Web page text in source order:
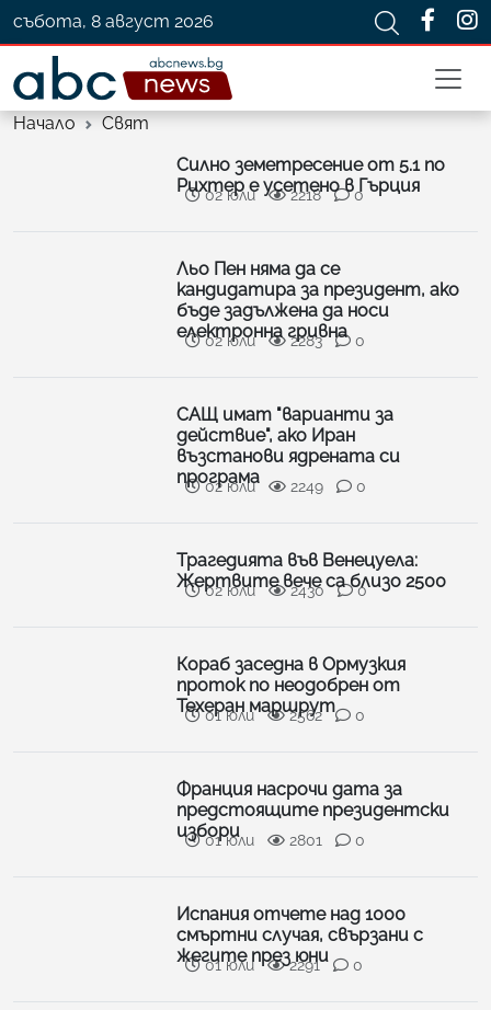
събота, 8 август 2026
Начало
Свят
Силно земетресение от 5.1 по
Рихтер е усетено в Гърция
02 юли 2218 0
Льо Пен няма да се
кандидатира за президент, ако
бъде задължена да носи
електронна гривна
02 юли 2283 0
САЩ имат "варианти за
действие", ако Иран
възстанови ядрената си
програма
02 юли 2249 0
Трагедията във Венецуела:
Жертвите вече са близо 2500
02 юли 2430 0
Кораб заседна в Ормузкия
проток по неодобрен от
Техеран маршрут
01 юли 2562 0
Франция насрочи дата за
предстоящите президентски
избори
01 юли 2801 0
Испания отчете над 1000
смъртни случая, свързани с
жегите през юни
01 юли 2291 0